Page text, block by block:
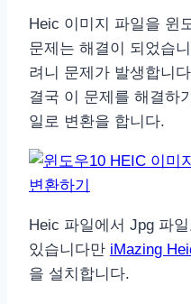
Heic 이미지 파일을 윈
문제는 해결이 되었습
려니 문제가 발생합니
결국 이 문제를 해결하
일로 변환을 합니다.
Heic 파일에서 Jpg 파
있습니다만 iMazing
을 설치합니다.